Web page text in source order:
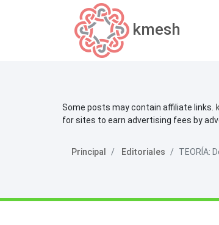
kmesh
Some posts may contain affiliate links.
for sites to earn advertising fees by
Principal Editoriales TEORÍA: